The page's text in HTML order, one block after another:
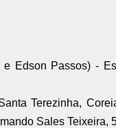
Edson Passos) -
Terezinha,
Sales Teixeira,